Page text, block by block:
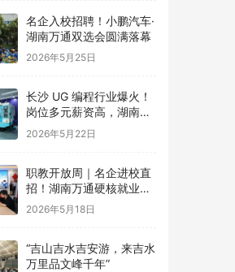
名企入校招聘！小鹏汽车·
湖南万通双选会圆满落幕
2026年5月25日
长沙 UG 编程行业爆火！
岗位多元薪资高，湖南万
通助力湘籍学子稳就业
2026年5月22日
职教开放周｜名企进校直
招！湖南万通硬核就业保
障，筑梦学子职场路
2026年5月18日
“吉山吉水吉安游，来吉水
万里品文峰千年”